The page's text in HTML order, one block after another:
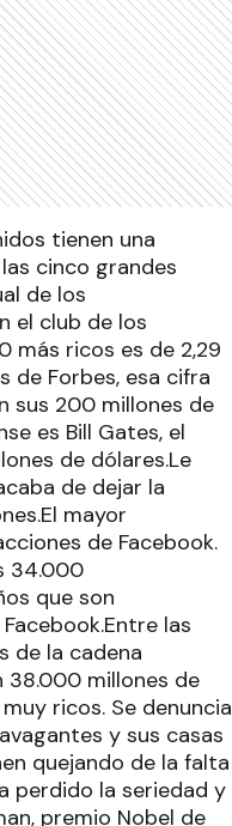
tienen una
cinco grandes
de los
el club de los
más ricos es de 2,29
de Forbes, esa cifra
sus 200 millones de
es Bill Gates, el
de dólares.Le
de dejar la
mayor
de Facebook.
34.000
que son
las
de la cadena
38.000 millones de
ricos. Se denuncia
y sus casas
quejando de la falta
perdido la seriedad y
premio Nobel de